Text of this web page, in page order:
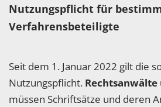
Nutzungspflicht für
Verfahrensbeteiligte
Seit dem 1. Januar 2022 gilt die
Nutzungspflicht.
müssen Schriftsätze und deren